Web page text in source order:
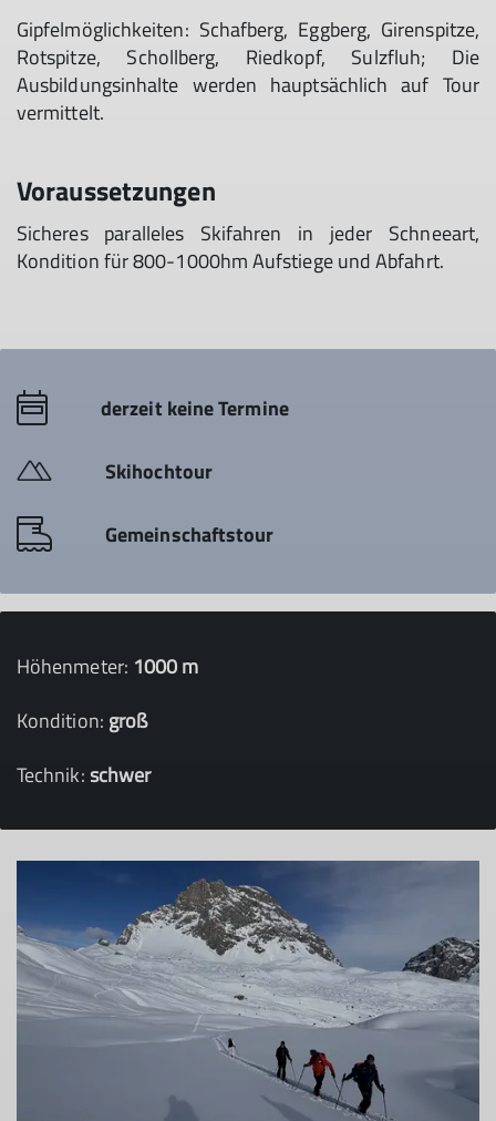
Gipfelmöglichkeiten: Schafberg, Eggberg, Girenspitze,
Rotspitze, Schollberg, Riedkopf, Sulzfluh; Die
Ausbildungsinhalte werden hauptsächlich auf Tour
vermittelt.
Voraussetzungen
Sicheres paralleles Skifahren in jeder Schneeart,
Kondition für 800-1000hm Aufstiege und Abfahrt.
derzeit keine Termine
Skihochtour
Gemeinschaftstour
Höhenmeter: 1000 m
Kondition: groß
Technik: schwer